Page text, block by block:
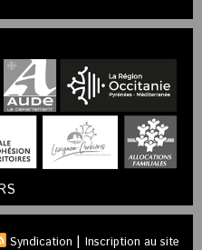
Syndication | Inscription au site